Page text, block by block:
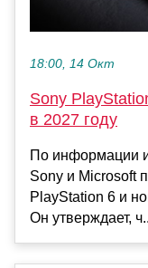
18:00, 14 Окт
Sony
в 2027 году
По информации
Sony и Microsoft
PlayStation 6 и
Он утверждает,